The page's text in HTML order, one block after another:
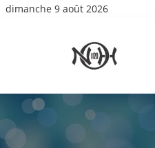
dimanche 9 août 2026